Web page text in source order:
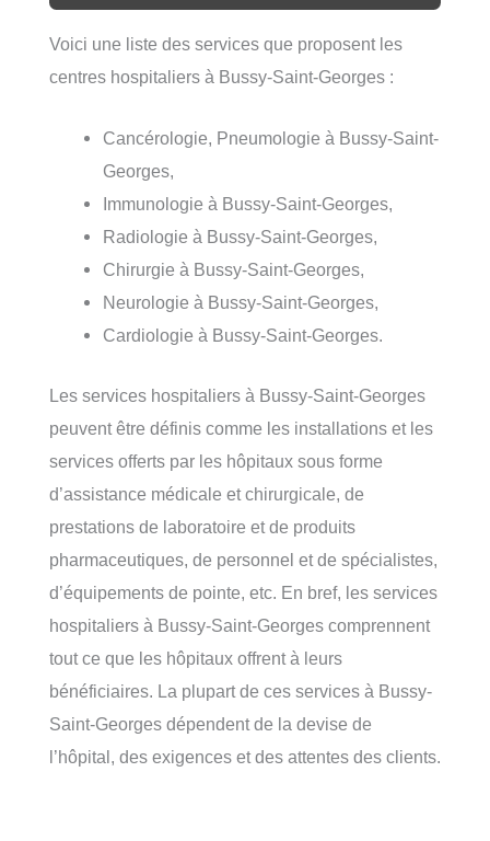
Voici une liste des services que proposent les
centres hospitaliers à Bussy-Saint-Georges :
Cancérologie, Pneumologie à Bussy-Saint-
Georges,
Immunologie à Bussy-Saint-Georges,
Radiologie à Bussy-Saint-Georges,
Chirurgie à Bussy-Saint-Georges,
Neurologie à Bussy-Saint-Georges,
Cardiologie à Bussy-Saint-Georges.
Les services hospitaliers à Bussy-Saint-Georges
peuvent être définis comme les installations et les
services offerts par les hôpitaux sous forme
d’assistance médicale et chirurgicale, de
prestations de laboratoire et de produits
pharmaceutiques, de personnel et de spécialistes,
d’équipements de pointe, etc. En bref, les services
hospitaliers à Bussy-Saint-Georges comprennent
tout ce que les hôpitaux offrent à leurs
bénéficiaires. La plupart de ces services à Bussy-
Saint-Georges dépendent de la devise de
l’hôpital, des exigences et des attentes des clients.